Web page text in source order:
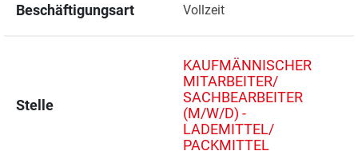
Beschäftigungsart Vollzeit
Stelle
KAUFMÄNNISCHER
MITARBEITER/
SACHBEARBEITER
(M/W/D) -
LADEMITTEL/
PACKMITTEL